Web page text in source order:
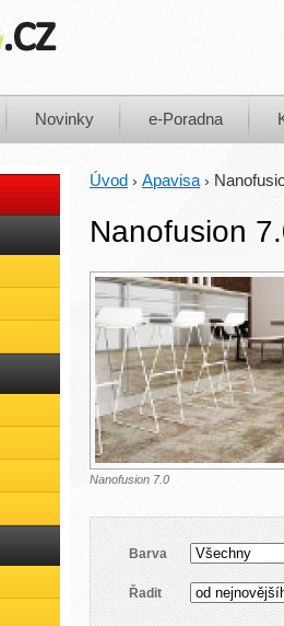
Novinky e-Poradna
Úvod › Apavisa ›
Nanofusion
Nanofusion 7.0
Barva
Řadit